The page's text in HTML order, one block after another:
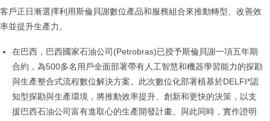
客戶正日漸選擇利用斯倫貝謝數位產品和服務組合來推動轉型、改善效
率並提升生產力。
在巴西，巴西國家石油公司(Petrobras)已授予斯倫貝謝一項五年期
合約，為500多名用戶全面部署帶有人工智慧和機器學習能力的探勘
與生產整合式流程數位解決方案。此次數位化部署植基於DELFI*認
知型探勘與生產環境，將推動效率提升、創新和更快的決策，以支
援巴西石油公司富有進取心的生產開發計畫。與此同時，實作證明